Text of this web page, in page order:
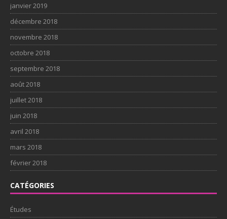
janvier 2019
décembre 2018
novembre 2018
octobre 2018
septembre 2018
août 2018
juillet 2018
juin 2018
avril 2018
mars 2018
février 2018
CATÉGORIES
Études